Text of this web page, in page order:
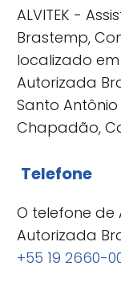
ALVITEK -
Brastemp,
localizado em
Autorizada
Santo
Chapadão,
Telefone
O telefone de
Autorizada
+55 19 2660-